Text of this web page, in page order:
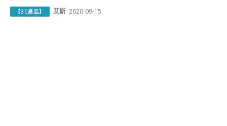
【3C產品】 艾斯 2020-09-15